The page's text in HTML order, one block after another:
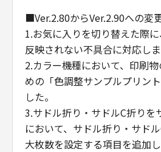
■Ver.2.80からVer.2.90への変
1.お気に入りを切り替えた際
反映されない不具合に対応しま
2.カラー機種において、印刷
めの「色調整サンプルプリン
した。
3.サドル折り・サドルC折りを
において、サドル折り・サド
大枚数を設定する項目を追加し